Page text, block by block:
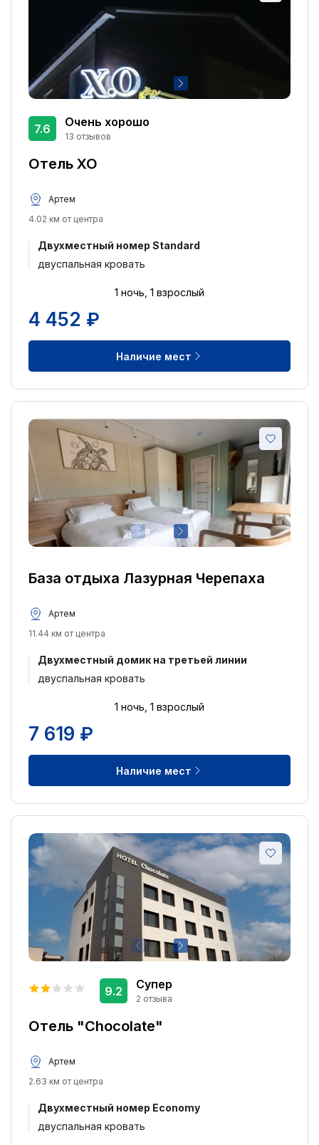
Отель XO
Очень хорошо
13 отзывов
7.6
Артем
4.02 км от центра
Двухместный номер Standard
двуспальная кровать
1 ночь, 1 взрослый
4 452 ₽
Наличие мест
База отдыха Лазурная Черепаха
Артем
11.44 км от центра
Двухместный домик на третьей линии
двуспальная кровать
1 ночь, 1 взрослый
7 619 ₽
Наличие мест
Отель "Chocolate"
Супер
2 отзыва
9.2
Артем
2.63 км от центра
Двухместный номер Economy
двуспальная кровать